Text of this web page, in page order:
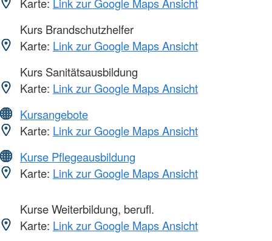
Kurs Brandschutzhelfer
Karte: Link zur Google Maps Ansicht
Kurs Sanitätsausbildung
Karte: Link zur Google Maps Ansicht
Kursangebote
Karte: Link zur Google Maps Ansicht
Kurse Pflegeausbildung
Karte: Link zur Google Maps Ansicht
Kurse Weiterbildung, berufl.
Karte: Link zur Google Maps Ansicht